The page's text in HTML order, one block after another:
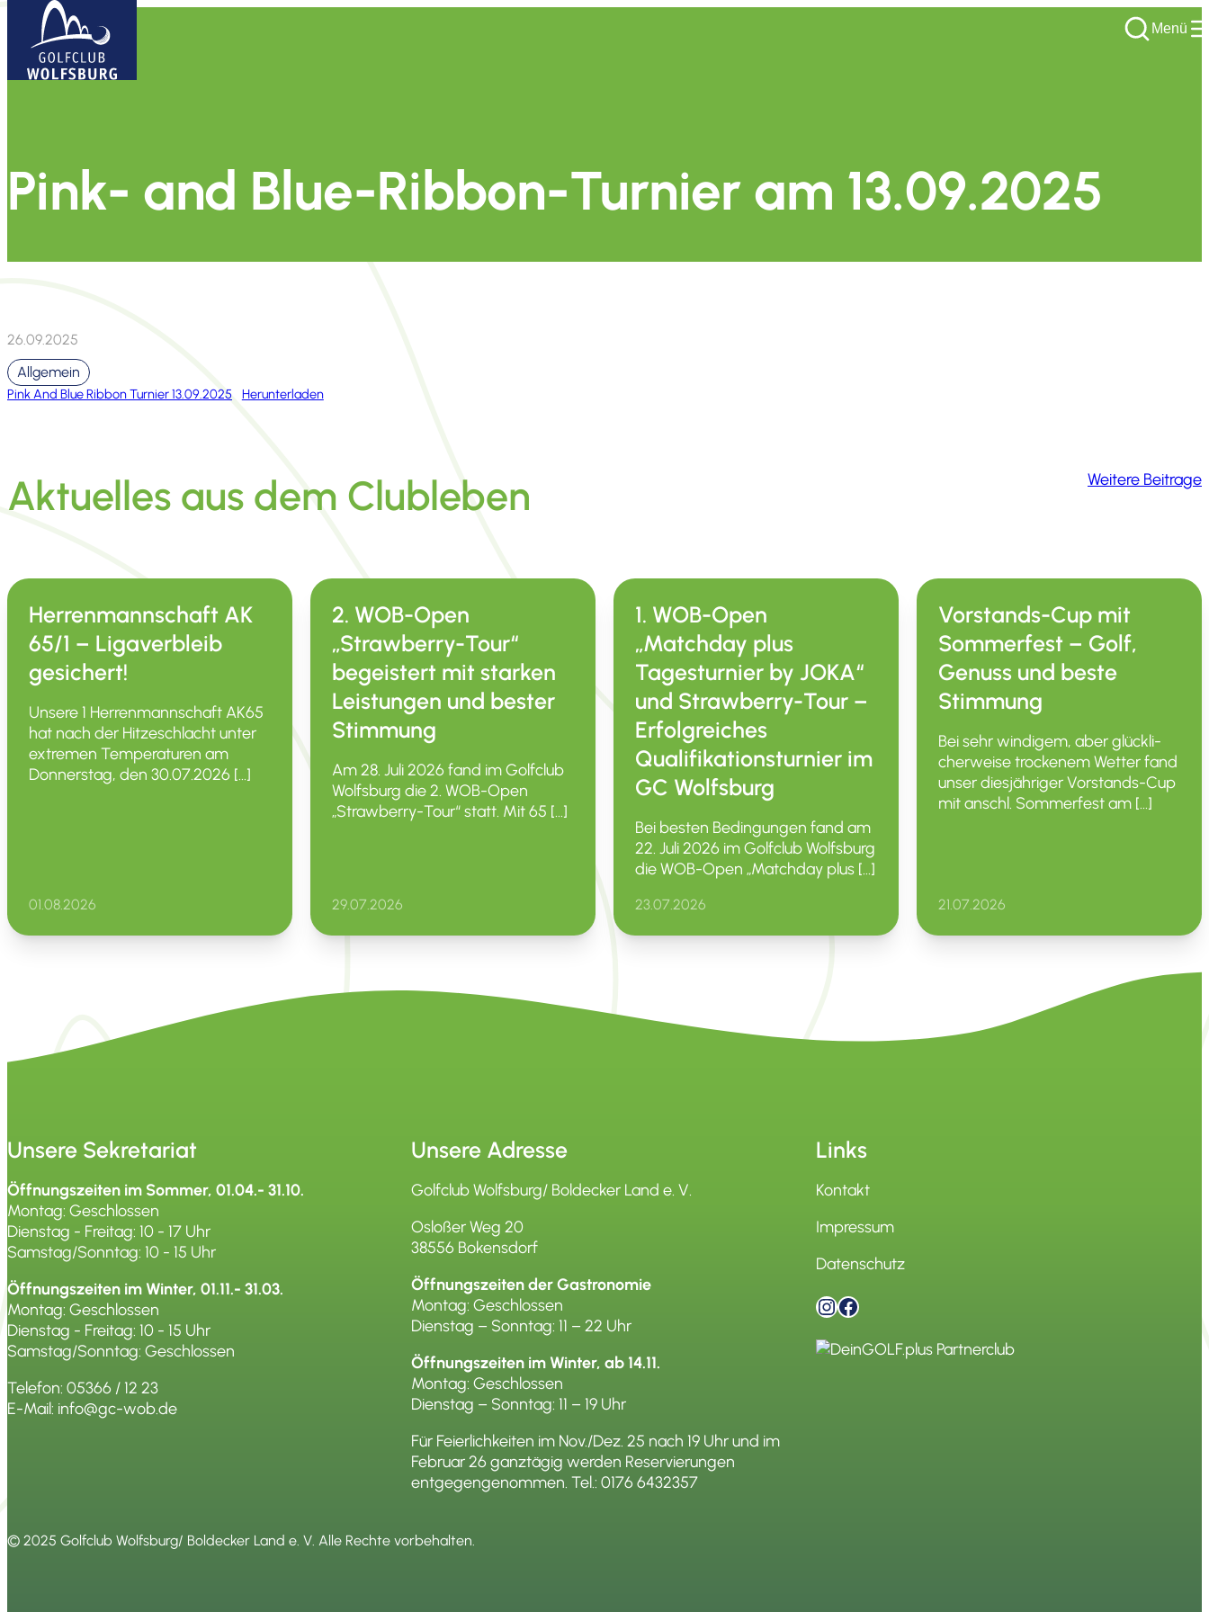
Menü
Pink- and Blue-Ribbon-Turnier am 13.09.2025
26.09.2025
Allgemein
Pink And Blue Ribbon Turnier 13.09.2025 Herun­ter­laden
Aktuelles aus dem Clubleben Weitere Beitrage
Herrenmannschaft AK
65/1 – Ligaverbleib
gesichert!
Unsere 1 Herren­mann­schaft AK65
hat nach der Hitze­schlacht unter
extremen Tempe­ra­turen am
Donnerstag, den 30.07.2026 […]
01.08.2026
2. WOB-Open
„Strawberry-Tour“
begeistert mit starken
Leistungen und bester
Stimmung
Am 28. Juli 2026 fand im Golfclub
Wolfsburg die 2. WOB-Open
„Straw­­berry-Tour“ statt. Mit 65 […]
29.07.2026
1. WOB-Open
„Matchday plus
Tagesturnier by JOKA“
und Strawberry-Tour –
Erfolgreiches
Qualifikationsturnier im
GC Wolfsburg
Bei besten Bedin­gungen fand am
22. Juli 2026 im Golfclub Wolfsburg
die WOB-Open „Matchday plus […]
23.07.2026
Vorstands-Cup mit
Sommerfest – Golf,
Genuss und beste
Stimmung
Bei sehr windigem, aber glück­li­
cher­weise trockenem Wetter fand
unser diesjäh­riger Vorstands-Cup
mit anschl. Sommer­fest am […]
21.07.2026
Unsere Sekretariat
Öffnungszeiten im Sommer, 01.04.- 31.10.
Montag: Geschlossen
Dienstag - Freitag: 10 - 17 Uhr
Samstag/Sonntag: 10 - 15 Uhr
Öffnungszeiten im Winter, 01.11.- 31.03.
Montag: Geschlossen
Dienstag - Freitag: 10 - 15 Uhr
Samstag/Sonntag: Geschlossen
Telefon: 05366 / 12 23
E-Mail: info@gc-wob.de
Unsere Adresse
Golfclub Wolfsburg/ Boldecker Land e. V.
Osloßer Weg 20
38556 Bokensdorf
Öffnungszeiten der Gastronomie
Montag: Geschlossen
Dienstag – Sonntag: 11 – 22 Uhr
Öffnungszeiten im Winter, ab 14.11.
Montag: Geschlossen
Dienstag – Sonntag: 11 – 19 Uhr
Für Feierlichkeiten im Nov./Dez. 25 nach 19 Uhr und im
Februar 26 ganztägig werden Reservierungen
entgegengenommen. Tel.:0176 6432357
Links
Kontakt
Impressum
Datenschutz
Instagram
Facebook
© 2025 Golfclub Wolfsburg/ Boldecker Land e. V . Alle Rechte vorbehalten.